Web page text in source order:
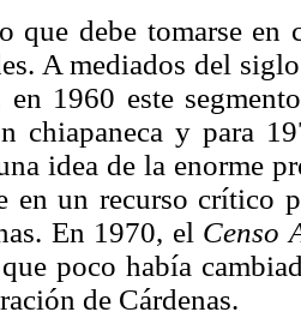
que debe tomarse
A mediados del
en 1960 este
chiapaneca y para
idea de la enorme
en un recurso crítico
En 1970, el Censo
poco había
de Cárdenas.